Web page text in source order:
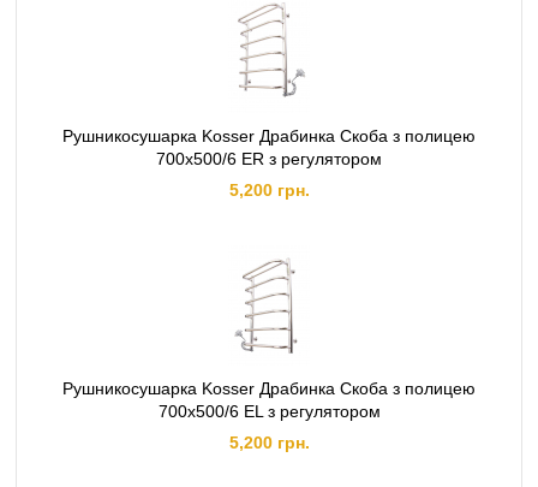
Рушникосушарка Kosser Драбинка Скоба з полицею
700х500/6 ER з регулятором
5,200 грн.
Рушникосушарка Kosser Драбинка Скоба з полицею
700х500/6 EL з регулятором
5,200 грн.